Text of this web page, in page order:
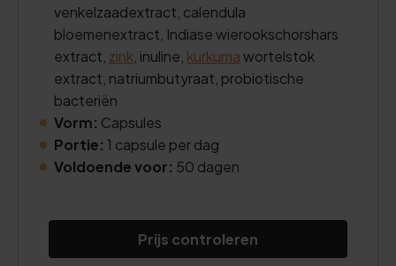
venkelzaadextract, calendula
bloemenextract, Indiase wierookschorshars
extract, zink , inuline, kurkumawortelstok
extract, natriumbutyraat, probiotische
bacteriën
Vorm: Capsules
Portie: 1 capsule per dag
Voldoende voor: 50 dagen
Prijs controleren